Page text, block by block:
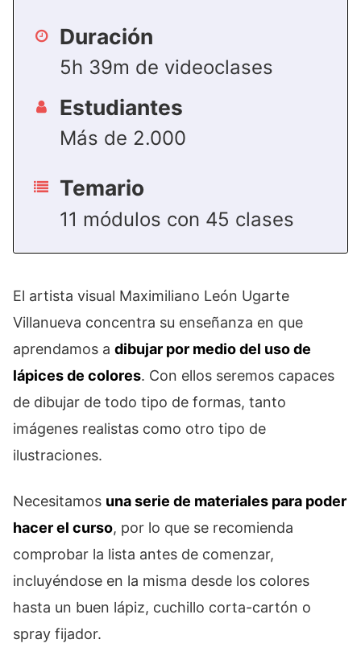
Duración
5h 39m de videoclases
Estudiantes
Más de 2.000
Temario
11 módulos con 45 clases
El artista visual Maximiliano León Ugarte
Villanueva concentra su enseñanza en que
aprendamos a dibujar por medio del uso de
lápices de colores. Con ellos seremos capaces
de dibujar de todo tipo de formas, tanto
imágenes realistas como otro tipo de
ilustraciones.
Necesitamos una serie de materiales para poder
hacer el curso, por lo que se recomienda
comprobar la lista antes de comenzar,
incluyéndose en la misma desde los colores
hasta un buen lápiz, cuchillo corta-cartón o
spray fijador.